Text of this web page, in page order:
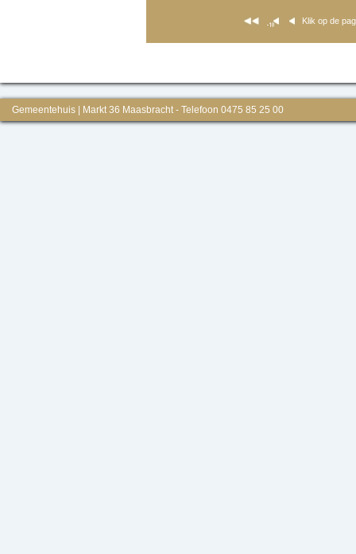
Klik op de
Gemeentehuis | Markt 36 Maasbracht - Telefoon 0475 85 25 00